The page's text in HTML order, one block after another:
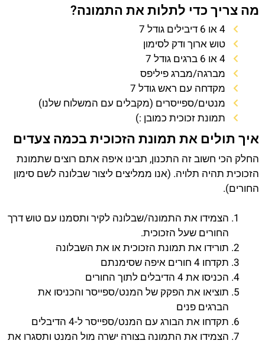
מה צריך כדי לתלות את התמונה?
4 או 6 דיבילים גודל 7
טוש ארוך ודק לסימון
4 או 6 ברגים גודל 7
מברגה/מברג פיליפס
מקדחה עם ראש גודל 7
מנטים/ספייסרים (מקבלים עם המשלוח שלנו)
תמונת זכוכית כמובן :)
איך תולים את תמונת הזכוכית בכמה צעדים
החלק הכי חשוב זה התכנון, תבינו איפה אתם רוצים שתמונת
הזכוכית תהיה תלויה. (אנו ממליצים ליצור שבלונה לשם סימון
החורים).
הצמידו את התמונה/שבלונה לקיר ותסמנו עם טוש דרך
החורים שעל הזכוכית.
תורידו את תמונת הזכוכית או את השבלונה
תקדחו 4 חורים איפה שסימנתם
הכניסו את 4 הדיבלים לתוך החורים
תוציאו את הפקק של המנט/ספייסר והכניסו את
הברגים פנים
תקדחו את הבורג עם המנט/ספייסר ל-4 הדיבלים
הצמידו את התמונה בצורה ישרה מול המנט ותסגרו את